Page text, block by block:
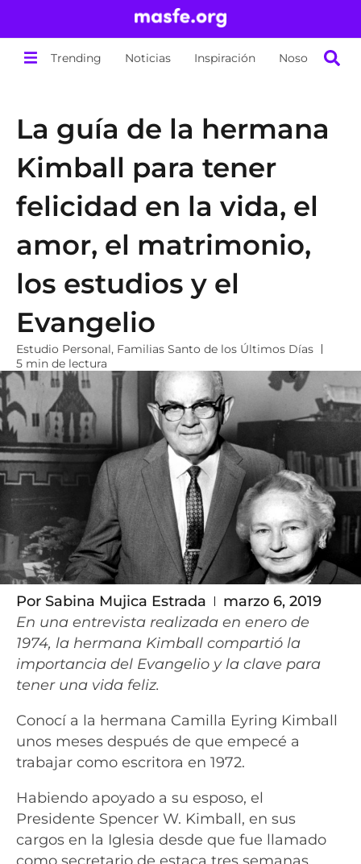
Trending Noticias Inspiración Nosotros
La guía de la hermana
Kimball para tener
felicidad en la vida, el
amor, el matrimonio,
los estudios y el
Evangelio
Estudio Personal, Familias Santo de los Últimos Días
5 min de lectura
Por Sabina Mujica Estrada
marzo 6, 2019
En una entrevista realizada en enero de
1974, la hermana Kimball compartió la
importancia del Evangelio y la clave para
tener una vida feliz.
Conocí a la hermana Camilla Eyring Kimball
unos meses después de que empecé a
trabajar como escritora en 1972.
Habiendo apoyado a su esposo, el
Presidente Spencer W. Kimball, en sus
cargos en la Iglesia desde que fue llamado
como secretario de estaca tres semanas